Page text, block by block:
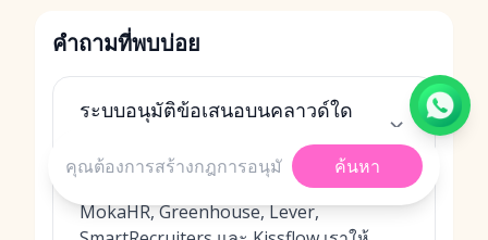
คำถามที่พบบ่อย
ระบบอนุมัติข้อเสนอบนคลาวด์ใด
บ้างที่ติดอันดับห้าอันดับแรกของเรา
ห้าอันดับแรกของเราในปี 2026 ได้แก่
MokaHR, Greenhouse, Lever,
ค้นหา